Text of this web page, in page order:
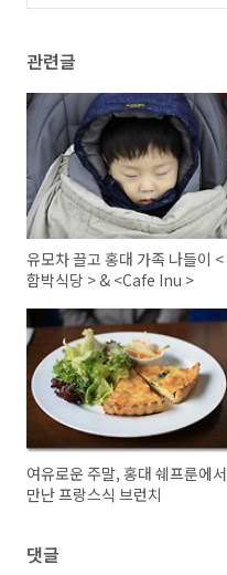
관련글
유모차 끌고 홍대 가족 나들이 <
함박식당 > & <Cafe Inu >
여유로운 주말, 홍대 쉐프룬에서
만난 프랑스식 브런치
댓글